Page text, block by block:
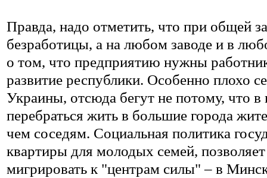
Правда, надо отметить, что при общей
безработицы, а на любом заводе и в
о том, что предприятию нужны
развитие республики. Особенно плохо
Украины, отсюда бегут не потому, что
перебраться жить в большие города
чем соседям. Социальная политика
квартиры для молодых семей,
мигрировать к "центрам силы" – в